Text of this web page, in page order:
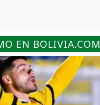
EN BOLIVIA.COM